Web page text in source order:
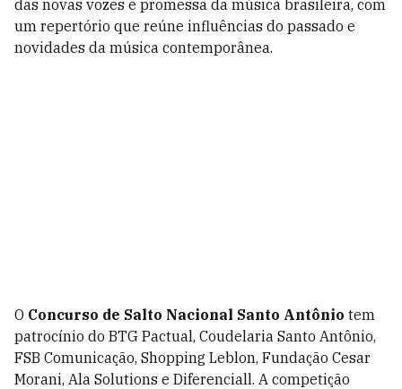
das novas vozes e promessa da música brasileira, com
um repertório que reúne influências do passado e
novidades da música contemporânea.
O Concurso de Salto Nacional Santo Antônio tem
patrocínio do BTG Pactual, Coudelaria Santo Antônio,
FSB Comunicação, Shopping Leblon, Fundação Cesar
Morani, Ala Solutions e Diferenciall. A competição